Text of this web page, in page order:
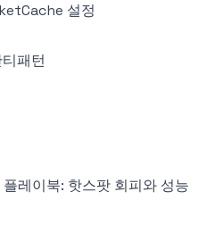
설정
패턴